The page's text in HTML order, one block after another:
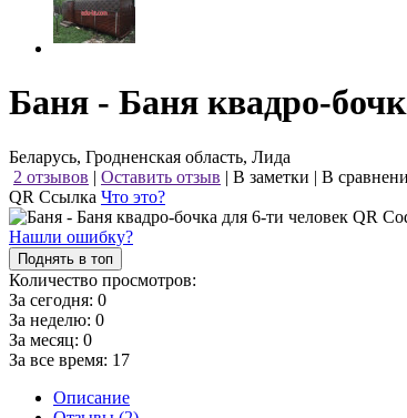
Баня - Баня квадро-
Беларусь, Гродненская область, Лида
2 отзывов | Оставить отзыв | В заметки | В
QR Ссылка Что это?
Нашли ошибку?
Поднять в топ
Количество просмотров:
За сегодня: 0
За неделю: 0
За месяц: 0
За все время: 17
Описание